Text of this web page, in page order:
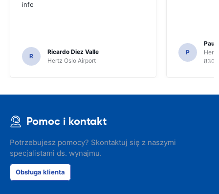
info
R
Ricardo Diez Valle
Hertz Oslo Airport
P
Paul
8300
Pomoc i kontakt
Potrzebujesz pomocy? Skontaktuj się z naszymi
specjalistami ds. wynajmu.
Obsługa klienta